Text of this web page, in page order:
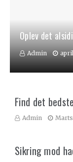
Oplev det
Admin
Find det
Admin
Sikring mod